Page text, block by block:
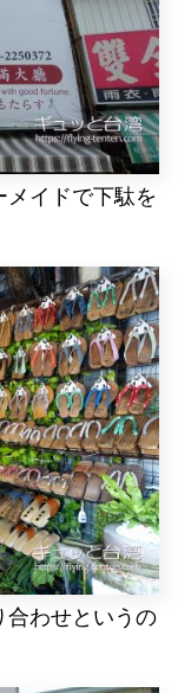
イドで下駄を
合わせというの